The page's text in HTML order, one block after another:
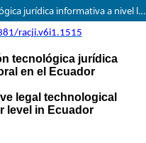
Job-Ecuador 2.0: Aplicación tecnológica jurídica informativa a nivel laboral en el Ecuador